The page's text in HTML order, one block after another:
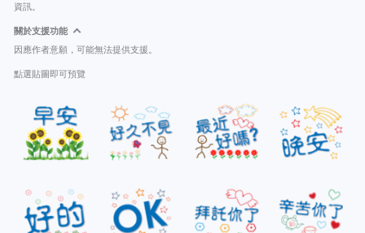
資訊。
關於支援功能
因應作者意願，可能無法提供支援。
點選貼圖即可預覽